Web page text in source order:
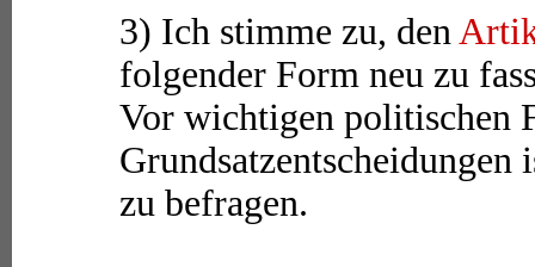
3) Ich stimme zu, den
folgender Form neu zu
Vor wichtigen politischen
zu befragen.